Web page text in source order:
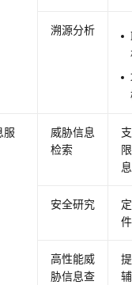
溯源分析
服
威胁信息
检索
安全研究
件
高性能威
胁信息查